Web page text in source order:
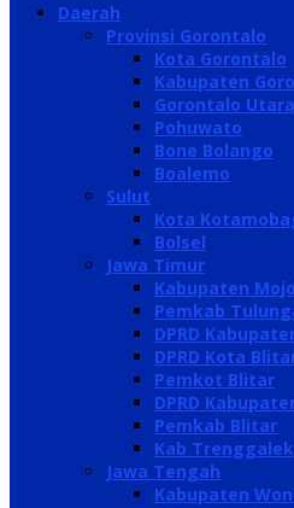
Daerah
Provinsi Gorontalo
Kota Gorontalo
Kabupaten
Gorontalo Utara
Pohuwato
Bone Bolango
Boalemo
Sulut
Kota
Bolsel
Jawa Timur
Kabupaten
Pemkab
DPRD
DPRD Kota
Pemkot Blitar
DPRD
Pemkab Blitar
Kab Trenggalek
Jawa Tengah
Kabupaten